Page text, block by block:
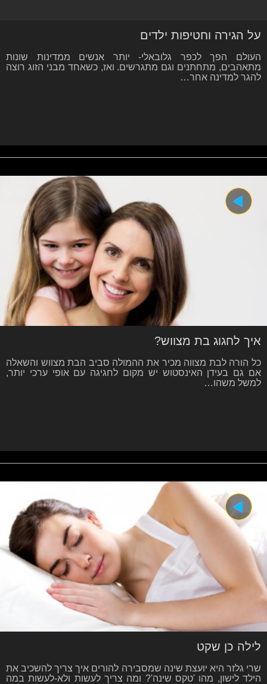
על הגירה וחטיפות ילדים
העולם הפך לכפר גלובאלי- יותר אנשים ממדינות שונות
מתאהבים, מתחתנים וגם מתגרשים. ואז, כשאחד מבני הזוג רוצה
להגר למדינה אחר…
איך לחגוג בת מצווש?
כל הורה לבת מצווה מכיר את ההמולה סביב הבת מצווש והשאלה
אם גם בעידן האינסטוש יש מקום לחגיגה עם אופי ערכי יותר,
למשל משהו…
לילה כן שקט
שרי גלזר היא יועצת שינה שמסבירה להורים איך צריך להשכיב את
הילד לישון, מהו 'טקס שינה'? ומה צריך לעשות ולא-לעשות במה